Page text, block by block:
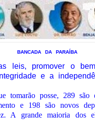
BANCADA DA PARAÍBA
leis, promover o
e a
tomarão posse, 289 são
e 198 são novos
A grande maioria dos